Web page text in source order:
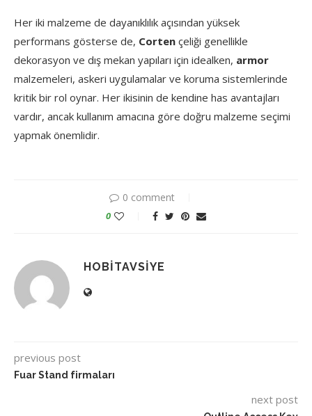
Her iki malzeme de dayanıklılık açısından yüksek
performans gösterse de, Corten çeliği genellikle
dekorasyon ve dış mekan yapıları için idealken, armor
malzemeleri, askeri uygulamalar ve koruma sistemlerinde
kritik bir rol oynar. Her ikisinin de kendine has avantajları
vardır, ancak kullanım amacına göre doğru malzeme seçimi
yapmak önemlidir.
0 comment
0
HOBITAVSIYE
previous post
Fuar Stand firmaları
next post